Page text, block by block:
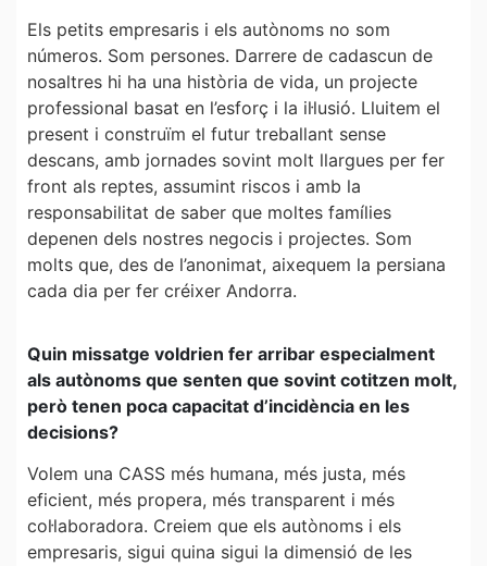
Els petits empresaris i els autònoms no som
números. Som persones. Darrere de cadascun de
nosaltres hi ha una història de vida, un projecte
professional basat en l’esforç i la il·lusió. Lluitem el
present i construïm el futur treballant sense
descans, amb jornades sovint molt llargues per fer
front als reptes, assumint riscos i amb la
responsabilitat de saber que moltes famílies
depenen dels nostres negocis i projectes. Som
molts que, des de l’anonimat, aixequem la persiana
cada dia per fer créixer Andorra.
Quin missatge voldrien fer arribar especialment
als autònoms que senten que sovint cotitzen molt,
però tenen poca capacitat d’incidència en les
decisions?
Volem una CASS més humana, més justa, més
eficient, més propera, més transparent i més
col·laboradora. Creiem que els autònoms i els
empresaris, sigui quina sigui la dimensió de les